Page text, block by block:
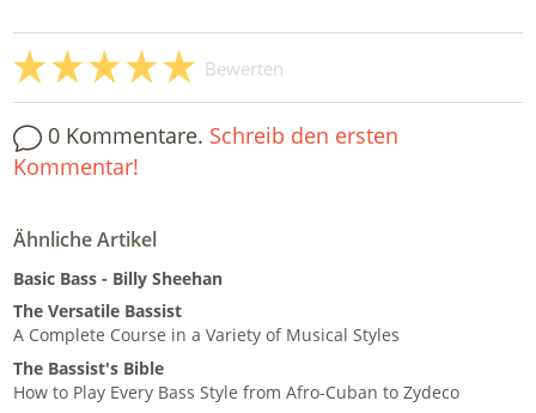
Bewerten
0 Kommentare. Schreib den ersten
Kommentar!
Ähnliche Artikel
Basic Bass - Billy Sheehan
The Versatile Bassist
A Complete Course in a Variety of Musical Styles
The Bassist's Bible
How to Play Every Bass Style from Afro-Cuban to Zydeco